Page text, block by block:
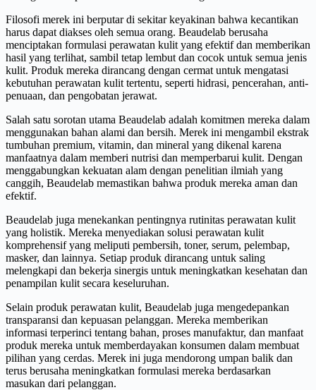
Filosofi merek ini berputar di sekitar keyakinan bahwa kecantikan
harus dapat diakses oleh semua orang. Beaudelab berusaha
menciptakan formulasi perawatan kulit yang efektif dan memberikan
hasil yang terlihat, sambil tetap lembut dan cocok untuk semua jenis
kulit. Produk mereka dirancang dengan cermat untuk mengatasi
kebutuhan perawatan kulit tertentu, seperti hidrasi, pencerahan, anti-
penuaan, dan pengobatan jerawat.
Salah satu sorotan utama Beaudelab adalah komitmen mereka dalam
menggunakan bahan alami dan bersih. Merek ini mengambil ekstrak
tumbuhan premium, vitamin, dan mineral yang dikenal karena
manfaatnya dalam memberi nutrisi dan memperbarui kulit. Dengan
menggabungkan kekuatan alam dengan penelitian ilmiah yang
canggih, Beaudelab memastikan bahwa produk mereka aman dan
efektif.
Beaudelab juga menekankan pentingnya rutinitas perawatan kulit
yang holistik. Mereka menyediakan solusi perawatan kulit
komprehensif yang meliputi pembersih, toner, serum, pelembap,
masker, dan lainnya. Setiap produk dirancang untuk saling
melengkapi dan bekerja sinergis untuk meningkatkan kesehatan dan
penampilan kulit secara keseluruhan.
Selain produk perawatan kulit, Beaudelab juga mengedepankan
transparansi dan kepuasan pelanggan. Mereka memberikan
informasi terperinci tentang bahan, proses manufaktur, dan manfaat
produk mereka untuk memberdayakan konsumen dalam membuat
pilihan yang cerdas. Merek ini juga mendorong umpan balik dan
terus berusaha meningkatkan formulasi mereka berdasarkan
masukan dari pelanggan.